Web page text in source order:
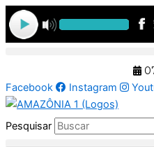
Ir
para
o
Facebook
Instagram
Pesquisar